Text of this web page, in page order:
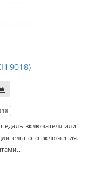
9018)
включателя или
включения.